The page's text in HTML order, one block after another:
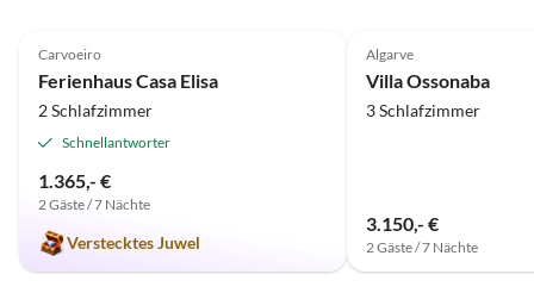
Carvoeiro
Ferienhaus Casa Elisa
2 Schlafzimmer
Schnellantworter
1.365,- €
2 Gäste / 7 Nächte
Verstecktes Juwel
Algarve
Villa Ossonaba
3 Schlafzimmer
3.150,- €
2 Gäste / 7 Nächte